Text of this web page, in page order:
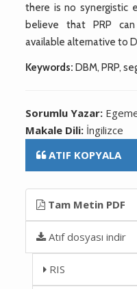
there is no synergistic
believe that PRP
available alternative to
Keywords: DBM, PRP,
Sorumlu Yazar:
Makale Dili: İngilizce
ATIF KOPYALA
Tam Metin PDF
Atıf dosyası indir
RIS